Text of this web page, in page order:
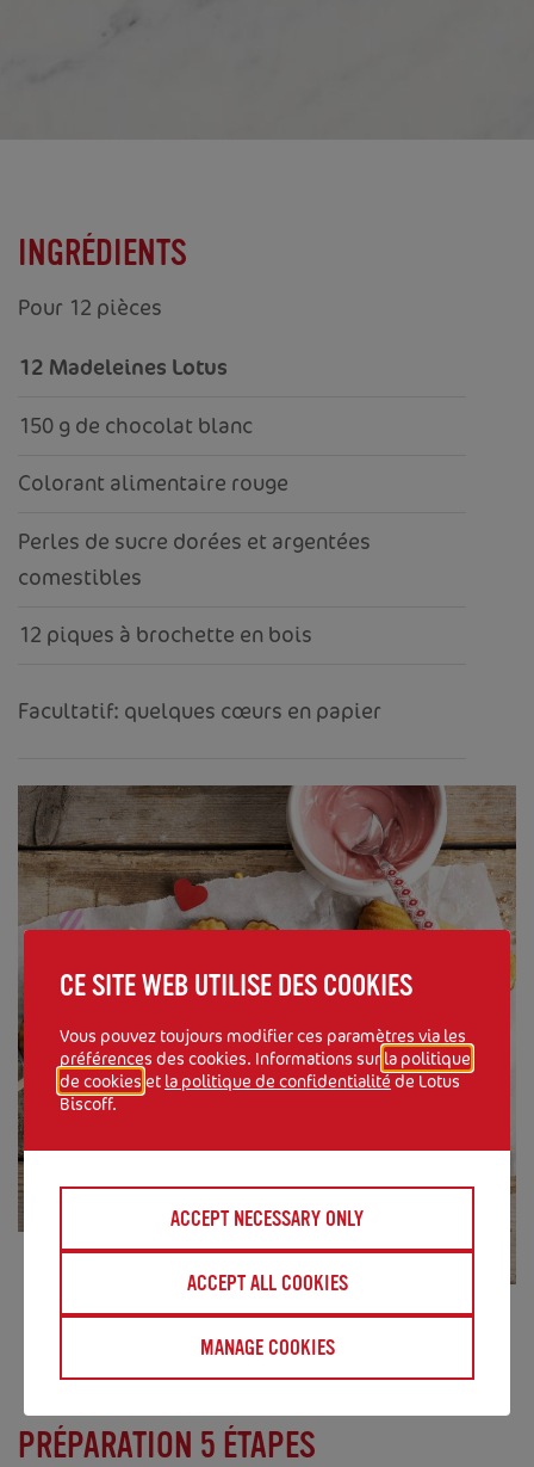
INGRÉDIENTS
Pour 12 pièces
12 Madeleines Lotus
150 g de chocolat blanc
Colorant alimentaire rouge
Perles de sucre dorées et argentées
comestibles
12 piques à brochette en bois
Facultatif: quelques cœurs en papier
PRÉPARATION 5 ÉTAPES
CE SITE WEB UTILISE DES COOKIES
Vous pouvez toujours modifier ces paramètres via les
préférences des cookies. Informations sur la politique
de cookies et la politique de confidentialitéde Lotus
Biscoff.
ACCEPT NECESSARY ONLY
ACCEPT ALL COOKIES
MANAGE COOKIES